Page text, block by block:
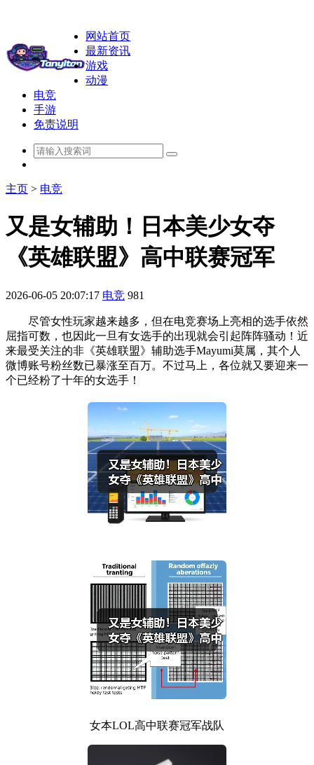
网站首页
最新资讯
游戏
动漫
电竞
手游
免责说明
主页 > 电竞
又是女辅助！日本美少女夺
《英雄联盟》高中联赛冠军
2026-06-05 20:07:17 电竞 981
尽管女性玩家越来越多，但在电竞赛场上亮相的选手依然
屈指可数，也因此一旦有女选手的出现就会引起阵阵骚动！近
来最受关注的非《英雄联盟》辅助选手Mayumi莫属，其个人
微博账号粉丝数已暴涨至百万。不过马上，各位就又要迎来一
个已经粉了十年的女选手！
女本LOL高中联赛冠军战队